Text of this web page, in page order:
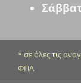
* σε όλες τις
ΦΠΑ